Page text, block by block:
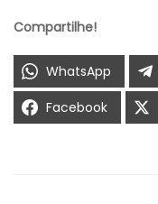
Compartilhe!
WhatsApp
Facebook